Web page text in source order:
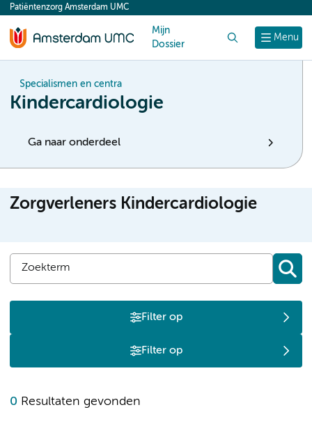
content
Menu
Patiëntenzorg Amsterdam UMC
Mijn
Dossier
Specialismen en centra
Kindercardiologie
Ga naar onderdeel
Zorgverleners Kindercardiologie
Filter op
Filter op
0 Resultaten gevonden